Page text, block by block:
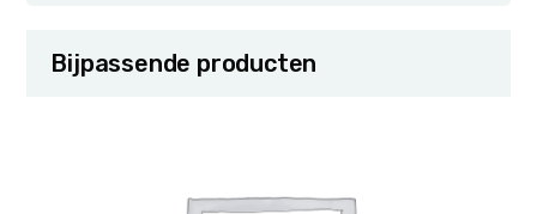
Bijpassende producten